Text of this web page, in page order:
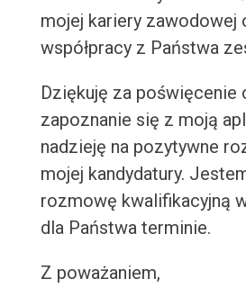
mojej kariery zawodowej
współpracy z Państwa
Dziękuję za poświęcenie
zapoznanie się z moją
nadzieję na pozytywne
mojej kandydatury.
rozmowę kwalifikacyjną
dla Państwa terminie.
Z poważaniem,